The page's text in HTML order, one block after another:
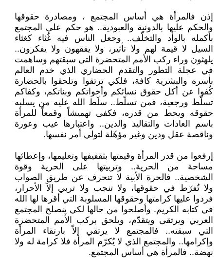
إذن فالمرأة هي أساس المجتمع ، ومصادرة حقوقها
والحكم عليها بالدونية والعبودية.. هو حكم على المجتمع
بأكمله بالوأد والتخلّف.. وجعل الناس فيه غُثاء كغثاء
السيل لا قيمة لهم ولا تأثير، ولا يفقهون ولا يفكرون..
يلهثون وراء ركب الأمم المتحضرة التي سبقتهم وساهمت
في عجلة التطور والتقدم الحضاري الذي خدم العالم
بأسره والبشرية كافة، فلكي ترتقوا وتلحقوا بالحضارة
كُفوا عن أكل حقوق نسائكم وأخواتكم وبناتكم، وكفاكم
تسلّط ورجعية، فمن تسلّط.. سلّط الله عليه من يسلبه
حقوقه ويحط من قدره، فكفى تهميشاً وقمعاً للمرأة
باسم العادات والتقاليد والدين.. واعتبارها عيب وعورة
وناقصة عقل ودين وغير مؤهّلة لتولي أمر نفسها.
إرفعوا من قدر المرأة وقيمتها بثقفيفها وتعليمها، وإعطائها
مساحة من الحرية.. وتربيتها على الحرية وقوة
الشخصية.. فالحرة الأبية لا تنحرف عن طريق الصواب
ولا تُفرّط في حقوقها، ولا تنجب ولا تربي إلاّ الأحرار،
فردوا عليها كرامتها وحقوقها المسلوبة التي أقرها لها الله
في كتابه الكريم. وأصلحوا من حالها لكي ينصلح المجتمع
العربي ويرتقى ويتقدّم، ويلحق بركب الأمم المتحضرة
التي سبقته.. فالمجتمع لا يرتقي إلاّ بارتقاء المرأة
وإكرامها.. والمجتمع الذي لا يُكرّم المرأة فلا كرامة له ولا
نهضة.. فالمرأة هي أساس المجتمع.